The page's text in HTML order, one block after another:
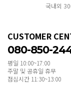
국내외
CUSTOMER
080-850-
평일 10:00~17:00
주말 및 공휴일 휴무
점심시간 11:30~13:00